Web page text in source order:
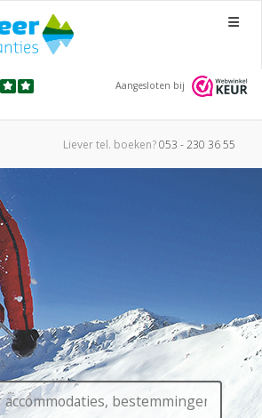
Menu
Aangesloten bij
Liever tel. boeken?053 - 230 36 55